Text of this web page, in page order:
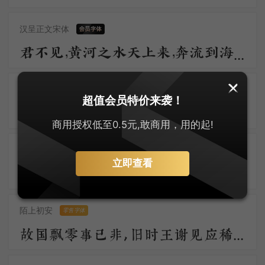
汉呈正文宋体
君不见，黄河之水天上来，奔流到海不复回。君不见，高堂明镜悲白发，朝如青丝暮成雪。人生得意须尽欢，莫使金樽空对月。天生我材必有用，千金散尽还复来。
安景臣手书仿宋 零售字体
陌上初安 零售字体
故国飘零事已非，旧时王谢见应稀。月明汉水初无影，雪满梁园尚未归。柳絮池塘香入梦，梨花庭院冷侵衣。
超值会员特价来袭！
商用授权低至0.5元,敢商用，用的起!
立即查看